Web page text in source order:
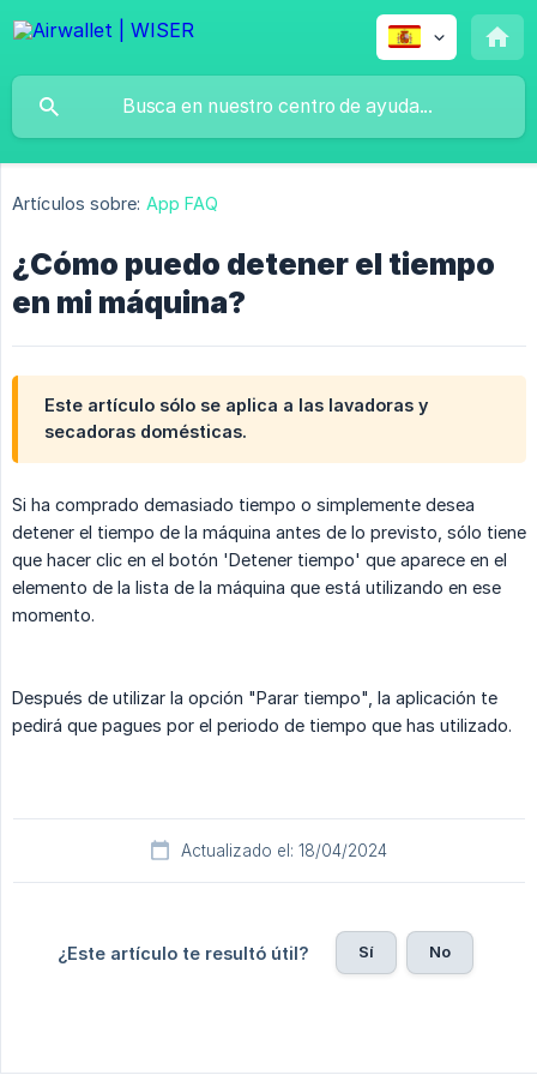
Artículos sobre: App FAQ
¿Cómo puedo detener el tiempo
en mi máquina?
Este artículo sólo se aplica a las lavadoras y
secadoras domésticas.
Si ha comprado demasiado tiempo o simplemente desea
detener el tiempo de la máquina antes de lo previsto, sólo tiene
que hacer clic en el botón 'Detener tiempo' que aparece en el
elemento de la lista de la máquina que está utilizando en ese
momento.
Después de utilizar la opción "Parar tiempo", la aplicación te
pedirá que pagues por el periodo de tiempo que has utilizado.
Actualizado el: 18/04/2024
¿Este artículo te resultó útil? Sí No